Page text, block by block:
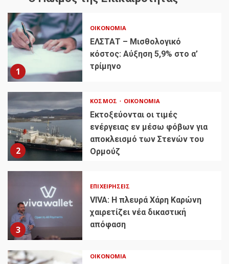
1
ΟΙΚΟΝΟΜΊΑ
ΕΛΣΤΑΤ – Μισθολογικό
κόστος: Αύξηση 5,9% στο α’
τρίμηνο
2
ΚΌΣΜΟΣ ΟΙΚΟΝΟΜΊΑ
Εκτοξεύονται οι τιμές
ενέργειας εν μέσω φόβων για
αποκλεισμό των Στενών του
Ορμούζ
3
ΕΠΙΧΕΙΡΉΣΕΙΣ
VIVA: Η πλευρά Χάρη Καρώνη
χαιρετίζει νέα δικαστική
απόφαση
ΟΙΚΟΝΟΜΊΑ